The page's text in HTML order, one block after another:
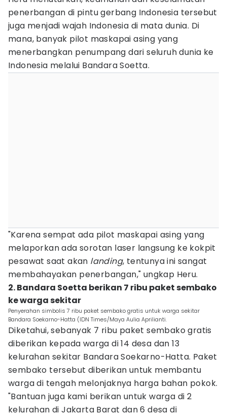
penerbangan di pintu gerbang Indonesia tersebut
juga menjadi wajah Indonesia di mata dunia. Di
mana, banyak pilot maskapai asing yang
menerbangkan penumpang dari seluruh dunia ke
Indonesia melalui Bandara Soetta.
"Karena sempat ada pilot maskapai asing yang
melaporkan ada sorotan laser langsung ke kokpit
pesawat saat akan landing, tentunya ini sangat
membahayakan penerbangan," ungkap Heru.
2. Bandara Soetta berikan 7 ribu paket sembako
ke warga sekitar
Penyerahan simbolis 7 ribu paket sembako gratis untuk warga sekitar
Bandara Soekarno-Hatta (IDN Times/Maya Aulia Aprilianti.
Diketahui, sebanyak 7 ribu paket sembako gratis
diberikan kepada warga di 14 desa dan 13
kelurahan sekitar Bandara Soekarno-Hatta. Paket
sembako tersebut diberikan untuk membantu
warga di tengah melonjaknya harga bahan pokok.
"Bantuan juga kami berikan untuk warga di 2
kelurahan di Jakarta Barat dan 6 desa di